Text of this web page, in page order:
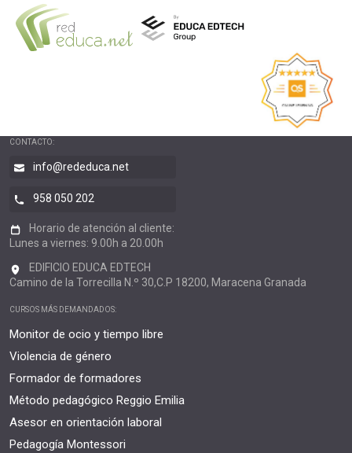
CONTACTO:
info@rededuca.net
958 050 202
Horario de atención al cliente:
Lunes a viernes: 9.00h a 20.00h
EDIFICIO EDUCA EDTECH
Camino de la Torrecilla N.º 30,C.P 18200, Maracena Granada
CURSOS MÁS DEMANDADOS:
Monitor de ocio y tiempo libre
Violencia de género
Formador de formadores
Método pedagógico Reggio Emilia
Asesor en orientación laboral
Pedagogía Montessori